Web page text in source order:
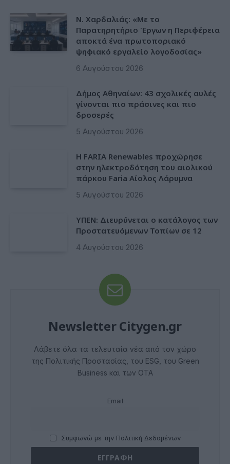
Ν. Χαρδαλιάς: «Με το
Παρατηρητήριο Έργων η Περιφέρεια
αποκτά ένα πρωτοποριακό
ψηφιακό εργαλείο λογοδοσίας»
6 Αυγούστου 2026
Δήμος Αθηναίων: 43 σχολικές αυλές
γίνονται πιο πράσινες και πιο
δροσερές
5 Αυγούστου 2026
Η FARIA Renewables προχώρησε
στην ηλεκτροδότηση του αιολικού
πάρκου Faria Αίολος Λάρυμνα
5 Αυγούστου 2026
ΥΠΕΝ: Διευρύνεται ο κατάλογος των
Προστατευόμενων Τοπίων σε 12
4 Αυγούστου 2026
Newsletter Citygen.gr
Λάβετε όλα τα τελευταία νέα από τον χώρο
της Πολιτικής Προστασίας, του ESG, του Green
Business και των ΟΤΑ
Email
Συμφωνώ με την Πολιτική Δεδομένων